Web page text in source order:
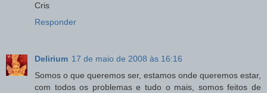
Cris
Responder
Delirium 17 de maio de 2008 às 16:16
Somos o que queremos ser, estamos onde queremos estar,
com todos os problemas e tudo o mais, somos feitos de